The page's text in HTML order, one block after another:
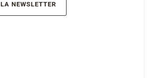
NEWSLETTER